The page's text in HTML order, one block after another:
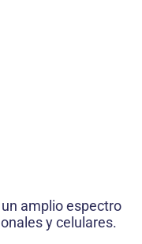
amplio espectro
y celulares.